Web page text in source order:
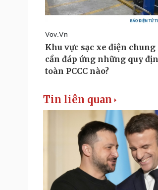
Tin liên quan